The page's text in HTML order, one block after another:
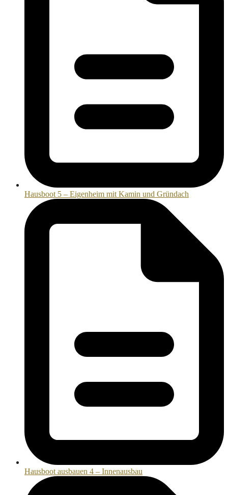
Hausboot 5 – Eigenheim mit Kamin und Gründach
Hausboot ausbauen 4 – Innenausbau